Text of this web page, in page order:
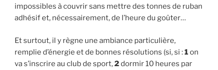
impossibles à couvrir sans mettre des tonnes de ruban
adhésif et, nécessairement, de l’heure du goûter…
Et surtout, il y règne une ambiance particulière,
remplie d’énergie et de bonnes résolutions (si, si :1on
va s’inscrire au club de sport,2dormir 10 heures par